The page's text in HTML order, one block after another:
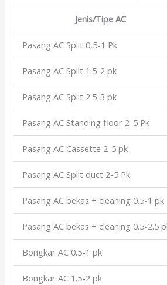
Jenis/Tipe AC
Pasang AC Split 0,5-1 Pk
Pasang AC Split 1.5-2 pk
Pasang AC Split 2.5-3 pk
Pasang AC Standing floor 2-5 Pk
Pasang AC Cassette 2-5 pk
Pasang AC Split duct 2-5 Pk
Pasang AC bekas + cleaning 0.5-1 pk
Pasang AC bekas + cleaning 0.5-2.5
Bongkar AC 0.5-1 pk
Bongkar AC 1.5-2 pk